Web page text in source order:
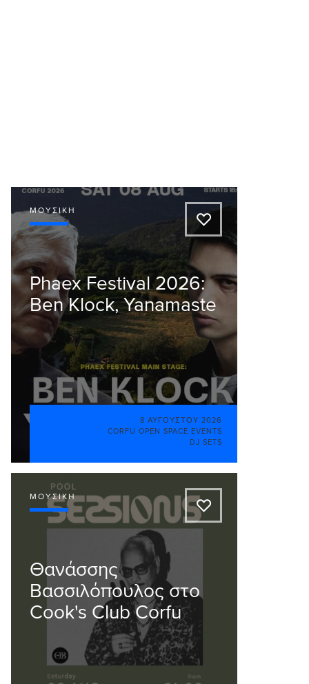
ΜΟΥΣΙΚΉ
A
Phaex Festival 2026:
Ben Klock, Yanamaste
8 ΑΥΓΟΎΣΤΟΥ 2026
CORFU OPEN SPACE EVENTS
DJ SETS
ΜΟΥΣΙΚΉ
A
Θανάσσης
Βασσιλόπουλος στο
Cook's Club Corfu